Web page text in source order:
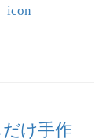
け手作